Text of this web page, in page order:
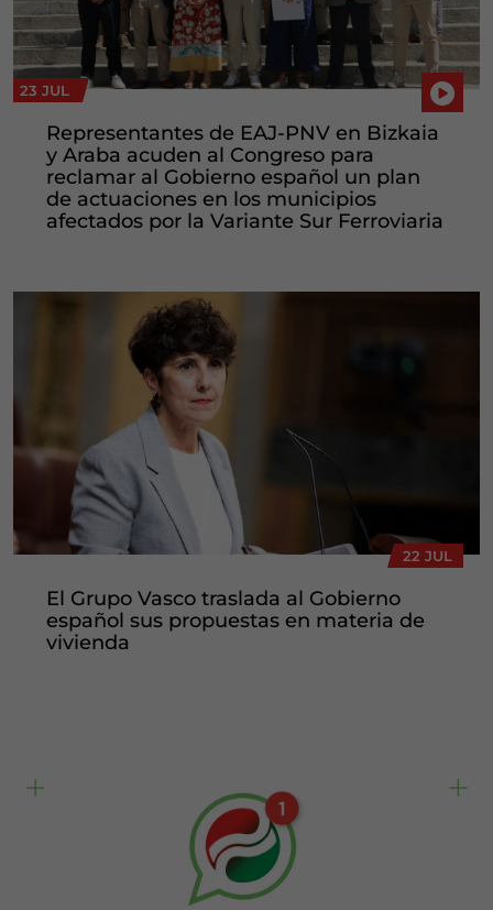
23 JUL
Representantes de EAJ-PNV en Bizkaia
y Araba acuden al Congreso para
reclamar al Gobierno español un plan
de actuaciones en los municipios
afectados por la Variante Sur Ferroviaria
22 JUL
El Grupo Vasco traslada al Gobierno
español sus propuestas en materia de
vivienda